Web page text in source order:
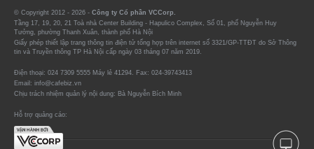
© Copyright 2012 - 2026 - Công ty Cổ phần VCCorp.
Tầng 17, 19, 20, 21 Toà nhà Center Building - Hapulico Complex, Số 01, phố Nguyễn Huy
Tưởng, phường Thanh Xuân, thành phố Hà Nội
Giấy phép thiết lập trang thông tin điện tử tổng hợp trên internet số 3321/GP-TTĐT do Sở Thông
tin và Truyền thông TP Hà Nội cấp ngày 03 tháng 07 năm 2019.
Điện thoại: 024 7309 5555 Máy lẻ 41294. Fax: 024-39743413
Email: info@cafebiz.vn
Chịu trách nhiệm quản lý nội dung: Bà Nguyễn Bích Minh
Hỗ trợ quảng cáo: